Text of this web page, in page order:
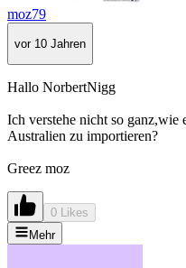
moz79
vor 10 Jahren
Hallo NorbertNigg
Ich verstehe nicht so ganz,wie
Australien zu importieren?
Greez moz
0 Likes
Mehr